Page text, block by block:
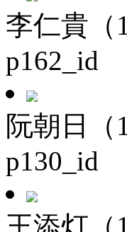
李仁貴（
p162_id
阮朝日（
p130_id